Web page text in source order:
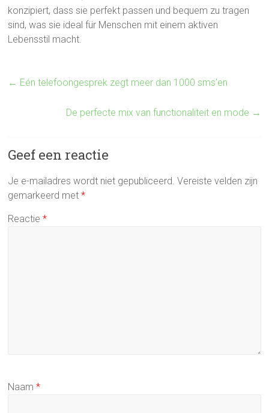
konzipiert, dass sie perfekt passen und bequem zu tragen
sind, was sie ideal für Menschen mit einem aktiven
Lebensstil macht.
← Eén telefoongesprek zegt meer dan 1000 sms’en
De perfecte mix van functionaliteit en mode →
Geef een reactie
Je e-mailadres wordt niet gepubliceerd. Vereiste velden zijn
gemarkeerd met*
Reactie*
Naam*